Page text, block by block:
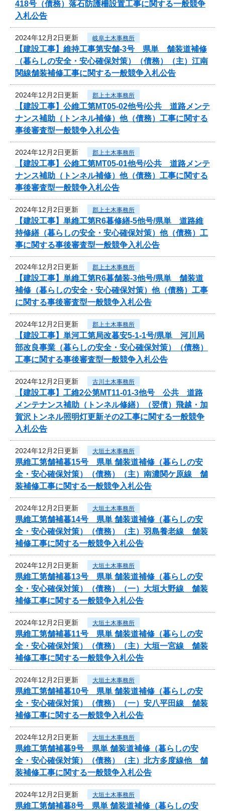
418号（債務）落石防護柵設置工事に関する一般競争
入札公告
2024年12月2日更新 岐阜土木事務所
【建設工事】維持工事第安舗-3号 県単 舗装道補修
（暮らしの安全・安心確保対策）（債務）（主）江南
関線舗装補修工事に関する一般競争入札公告
2024年12月2日更新 郡上土木事務所
【建設工事】公維工第MT05-02他号/公共 道路メンテ
ナンス補助（トンネル補修）他（債務）工事に関する
事後審査型一般競争入札公告
2024年12月2日更新 郡上土木事務所
【建設工事】公維工第MT05-01他号/公共 道路メンテ
ナンス補助（トンネル補修）他（債務）工事に関する
事後審査型一般競争入札公告
2024年12月2日更新 郡上土木事務所
【建設工事】単維工第R6暮修繕-5他号/県単 道路維
持修繕（暮らしの安全・安心確保対策）他（債務）工
事に関する事後審査型一般競争入札公告
2024年12月2日更新 郡上土木事務所
【建設工事】単維工第R6暮舗装-3他号/県単 舗装道
補修（暮らしの安全・安心確保対策）他（債務）工事
に関する事後審査型一般競争入札公告
2024年12月2日更新 郡上土木事務所
【建設工事】単河工第局改暮安5-1-1号/県単 河川局
部改良事業（暮らしの安全・安心確保対策）（債務）
工事に関する事後審査型一般競争入札公告
2024年12月2日更新 古川土木事務所
【建設工事】工維2公第MT11-01-3他号 公共 道路
メンテナンス補助（トンネル修繕）（翌債）飛越・加
賀沢トンネル照明灯更新その2工事に関する一般競争
入札公告
2024年12月2日更新 大垣土木事務所
県維工第舗補暮15号 県単 舗装道補修（暮らしの安
全・安心確保対策）（債務）（主）南濃関ケ原線 舗
装補修工事に関する一般競争入札公告
2024年12月2日更新 大垣土木事務所
県維工第舗補暮14号 県単 舗装道補修（暮らしの安
全・安心確保対策）（債務）（主）羽島養老線 舗装
補修工事に関する一般競争入札公告
2024年12月2日更新 大垣土木事務所
県維工第舗補暮13号 県単 舗装道補修（暮らしの安
全・安心確保対策）（債務）（一）大垣大野線 舗装
補修工事に関する一般競争入札公告
2024年12月2日更新 大垣土木事務所
県維工第舗補暮11号 県単 舗装道補修（暮らしの安
全・安心確保対策）（債務）（主）大垣一宮線 舗装
補修工事に関する一般競争入札公告
2024年12月2日更新 大垣土木事務所
県維工第舗補暮10号 県単 舗装道補修（暮らしの安
全・安心確保対策）（債務）（一）安八平田線 舗装
補修工事に関する一般競争入札公告
2024年12月2日更新 大垣土木事務所
県維工第舗補暮9号 県単 舗装道補修（暮らしの安
全・安心確保対策）（債務）（主）北方多度線他 舗
装補修工事に関する一般競争入札公告
2024年12月2日更新 大垣土木事務所
県維工第舗補暮8号 県単 舗装道補修（暮らしの安